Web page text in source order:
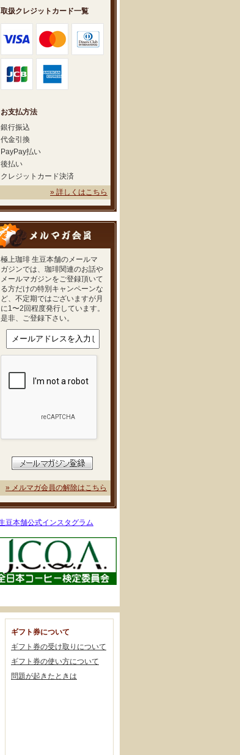
取扱クレジットカード一覧
お支払方法
銀行振込
代金引換
PayPay払い
後払い
クレジットカード決済
» 詳しくはこちら
極上珈琲 生豆本舗のメールマ
ガジンでは、珈琲関連のお話や
メールマガジンをご登録頂いて
る方だけの特別キャンペーンな
ど、不定期ではございますが月
に1〜2回程度発行しています。
是非、ご登録下さい。
» メルマガ会員の解除はこちら
ギフト券について
ギフト券の受け取りについて
ギフト券の使い方について
問題が起きたときは